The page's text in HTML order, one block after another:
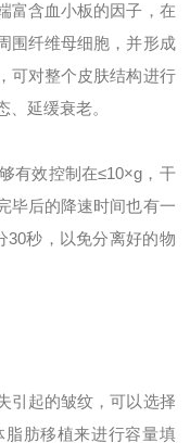
富含血小板的因子，在
围纤维母细胞，并形成
可对整个皮肤结构进行
延缓衰老。
效控制在≤10×g，干
毕后的降速时间也有一
30秒，以免分离好的物
起的皱纹，可以选择
肪移植来进行容量填